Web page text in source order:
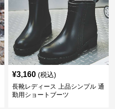
¥3,160 (税込)
長靴レディース 上品シンプル 通
勤用ショートブーツ